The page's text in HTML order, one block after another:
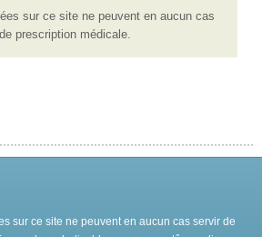
sur ce site ne peuvent en aucun cas
prescription médicale.
sur ce site ne peuvent en aucun cas servir de